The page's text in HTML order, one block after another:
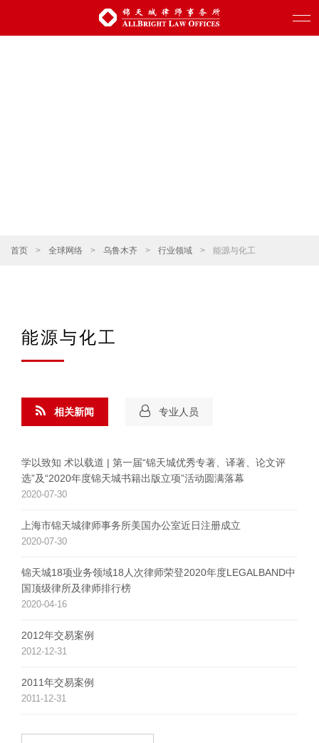
首页 > 全球网络 > 乌鲁木齐 > 行业领域 > 能源与化工
能源与化工
相关新闻
学以致知 术以载道 | 第一届“锦天城优秀专著、译著、论文评
选”及“2020年度锦天城书籍出版立项”活动圆满落幕
2020-07-30
上海市锦天城律师事务所美国办公室近日注册成立
2020-07-30
锦天城18项业务领域18人次律师荣登2020年度LEGALBAND中
国顶级律所及律师排行榜
2020-04-16
2012年交易案例
2012-12-31
2011年交易案例
2011-12-31
专业人员